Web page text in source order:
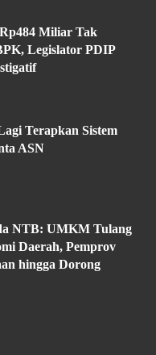
Miliar Tak
Legislator PDIP
Terapkan Sistem
ASN
NTB: UMKM Tulang
Daerah, Pemprov
hingga Dorong